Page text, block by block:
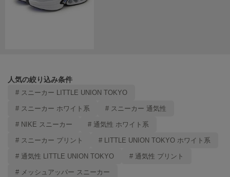
LAATO
LeSportsac
LILY BROWN
リリーブラウン
リリーブラウンランジェリー
人気の絞り込み条件
# スニーカー LITTLE UNION TOKYO
# スニーカー ホワイト系 # スニーカー 通気性
# NIKE スニーカー # 通気性 ホワイト系
# スニーカー プリント # LITTLE UNION TOKYO ホワイト系
# 通気性 LITTLE UNION TOKYO # 通気性 プリント
# メッシュアッパー スニーカー